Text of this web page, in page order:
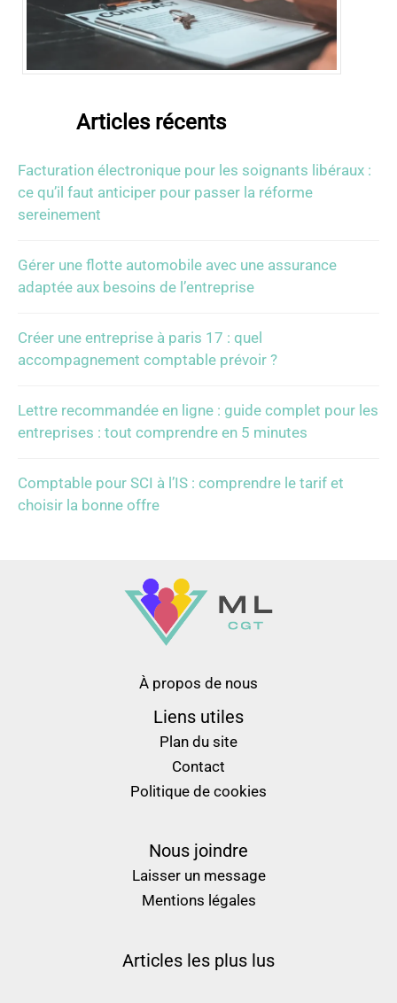
Articles récents
Facturation électronique pour les soignants libéraux :
ce qu’il faut anticiper pour passer la réforme
sereinement
Gérer une flotte automobile avec une assurance
adaptée aux besoins de l’entreprise
Créer une entreprise à paris 17 : quel
accompagnement comptable prévoir ?
Lettre recommandée en ligne : guide complet pour les
entreprises : tout comprendre en 5 minutes
Comptable pour SCI à l’IS : comprendre le tarif et
choisir la bonne offre
À propos de nous
Liens utiles
Plan du site
Contact
Politique de cookies
Nous joindre
Laisser un message
Mentions légales
Articles les plus lus